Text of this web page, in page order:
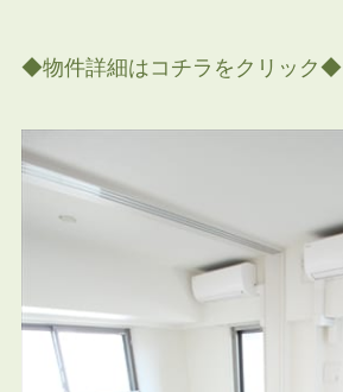
◆物件詳細はコチラをクリック◆